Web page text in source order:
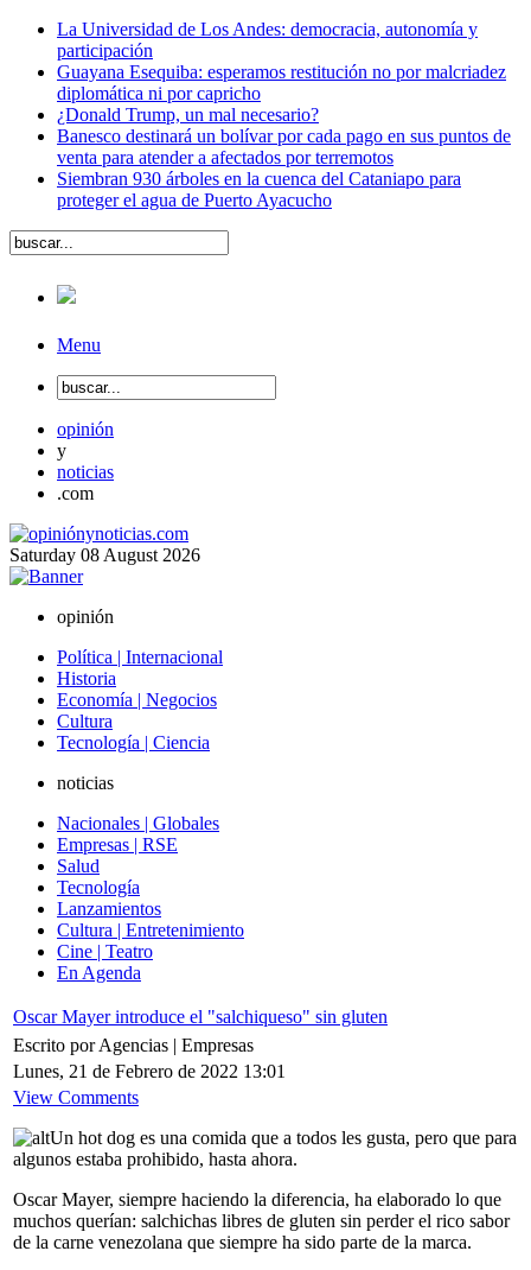
La Universidad de Los Andes: democracia, autonomía y
participación
Guayana Esequiba: esperamos restitución no por malcriadez
diplomática ni por capricho
¿Donald Trump, un mal necesario?
Banesco destinará un bolívar por cada pago en sus puntos de
venta para atender a afectados por terremotos
Siembran 930 árboles en la cuenca del Cataniapo para
proteger el agua de Puerto Ayacucho
Menu
opinión
y
noticias
.com
Saturday 08 August 2026
opinión
Política | Internacional
Historia
Economía | Negocios
Cultura
Tecnología | Ciencia
noticias
Nacionales | Globales
Empresas | RSE
Salud
Tecnología
Lanzamientos
Cultura | Entretenimiento
Cine | Teatro
En Agenda
Oscar Mayer introduce el "salchiqueso" sin gluten
Escrito por Agencias | Empresas
Lunes, 21 de Febrero de 2022 13:01
View Comments
Un hot dog es una comida que a todos les gusta, pero que para
algunos estaba prohibido, hasta ahora.
Oscar Mayer, siempre haciendo la diferencia, ha elaborado lo que
muchos querían: salchichas libres de gluten sin perder el rico sabor
de la carne venezolana que siempre ha sido parte de la marca.